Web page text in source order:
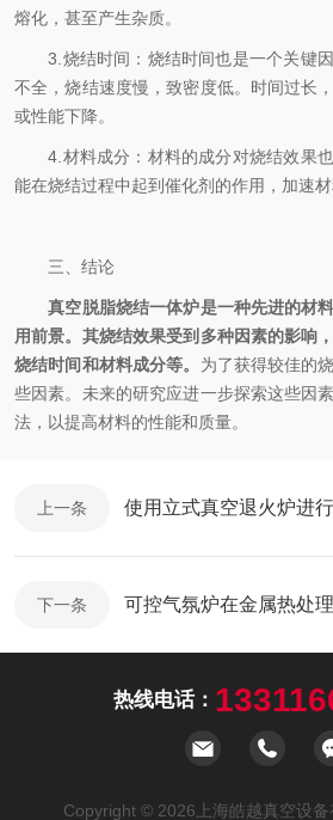
熔化，甚至产生杂质。
3.烧结时间：烧结时间也是一个关键因
不全，烧结速度慢，致密度低。时间过长
或性能下降。
4.材料成分：材料的成分对烧结效果也
能在烧结过程中起到催化剂的作用，加速材
三、结论
真空脱脂烧结一体炉是一种先进的材
用前景。其烧结效果受到多种因素的影响
烧结时间和材料成分等。 为了获得较佳的
些因素。未来的研究应进一步探索这些因
法，以提高材料的性能和质量。
上一条
下一条 可控气氛炉在金属热处
热线电话：
Copyright © 2026上海皓越真空设